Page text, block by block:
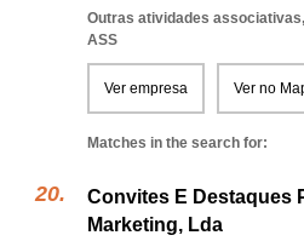
Outras atividades
ASS
Ver empresa Ver no
Matches in the search for:
Convites E Destaques
Marketing, Lda